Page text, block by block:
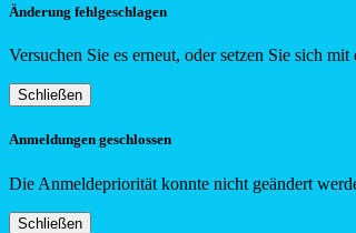
Änderung fehlgeschlagen
Versuchen Sie es erneut, oder setzen Sie sich
Schließen
Anmeldungen geschlossen
Die Anmeldepriorität konnte nicht geändert
Schließen